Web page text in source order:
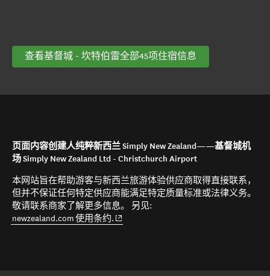
查看基督城 - 坎特伯雷全部45项住宿信息
页面内容创建人纯粹新西兰 Simply New Zealand——基督城机
场 Simply New Zealand Ltd - Christchurch Airport
本网站旨在帮助游客与新西兰旅游体验供应商取得直接联系，
但并不保证任何特定供应商能满足特定质量标准或法律义务。
敬请联系商家了解更多信息。 另见:
newzealand.com 使用条约. (opens in new window)